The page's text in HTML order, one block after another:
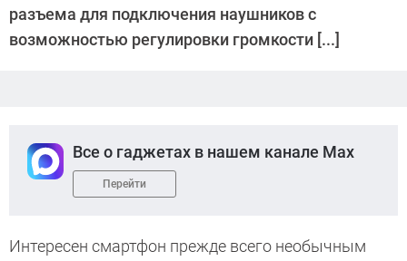
разъема для подключения наушников с
возможностью регулировки громкости [...]
Все о гаджетах в нашем канале Max
Перейти
Интересен смартфон прежде всего необычным